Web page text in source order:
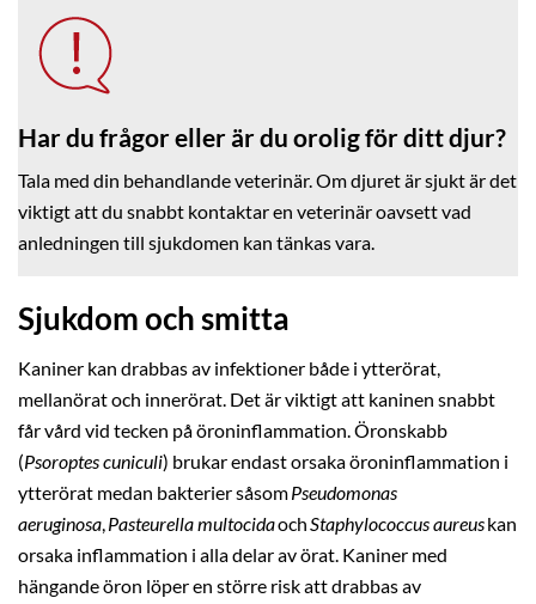
Har du frågor eller är du orolig för ditt djur?
Tala med din behandlande veterinär. Om djuret är sjukt är det
viktigt att du snabbt kontaktar en veterinär oavsett vad
anledningen till sjukdomen kan tänkas vara.
Sjukdom och smitta
Kaniner kan drabbas av infektioner både i ytterörat,
mellanörat och innerörat. Det är viktigt att kaninen snabbt
får vård vid tecken på öroninflammation. Öronskabb
(Psoroptes cuniculi) brukar endast orsaka öroninflammation i
ytterörat medan bakterier såsomPseudomonas
aeruginosa Pasteurella multocidaoch Staphylococcus aureuskan
orsaka inflammation i alla delar av örat. Kaniner med
hängande öron löper en större risk att drabbas av